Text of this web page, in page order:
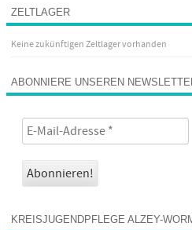
ZELTLAGER
Keine zukünftigen Zeltlager vorhanden
ABONNIERE UNSEREN
KREISJUGENDPFLEGE ALZEY-